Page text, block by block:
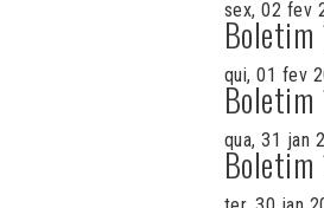
sex, 02 fev
Boletim
qui, 01 fev
Boletim
qua, 31 jan
Boletim